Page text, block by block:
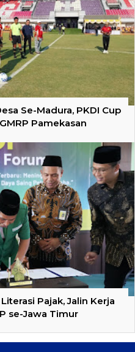
Se-Madura, PKDI Cup
Pamekasan
Pajak, Jalin Kerja
se-Jawa Timur